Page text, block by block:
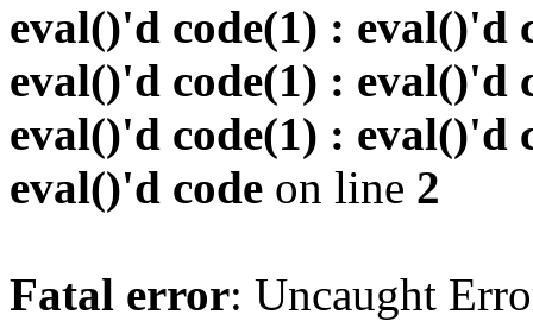
eval()'d code(1) : eval()'d
eval()'d code(1) : eval()'d
eval()'d code(1) : eval()'d
eval()'d code on line 2
Fatal error: Uncaught